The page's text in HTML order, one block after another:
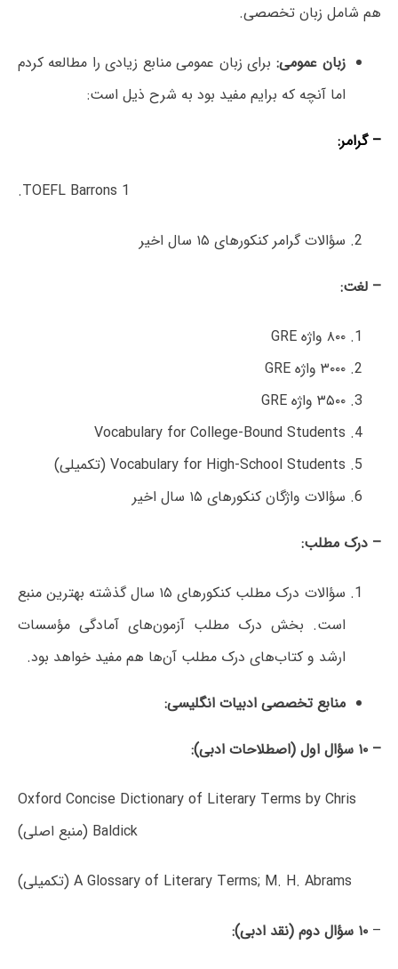
هم شامل زبان تخصصی.
زبان عمومی: برای زبان عمومی منابع زیادی را مطالعه کردم
اما آنچه که برایم مفید بود به شرح ذیل است:
– گرامر:
TOEFL Barrons 1.
سؤالات گرامر کنکورهای ۱۵ سال اخیر
– لغت:
۸۰۰ واژه GRE
۳۰۰۰ واژه GRE
۳۵۰۰ واژه GRE
Vocabulary for College-Bound Students
Vocabulary for High-School Students (تکمیلی)
سؤالات واژگان کنکورهای ۱۵ سال اخیر
– درک مطلب:
سؤالات درک مطلب کنکورهای ۱۵ سال گذشته بهترین منبع
است. بخش درک مطلب آزمون‌های آمادگی مؤسسات
ارشد و کتاب‌های درک مطلب‌ آن‌ها هم مفید خواهد بود.
منابع تخصصی ادبیات انگلیسی:
– ۱۰ سؤال اول (اصطلاحات ادبی):
Oxford Concise Dictionary of Literary Terms by Chris
Baldick (منبع اصلی)
A Glossary of Literary Terms; M. H. Abrams (تکمیلی)
–۱۰ سؤال دوم (نقد ادبی):